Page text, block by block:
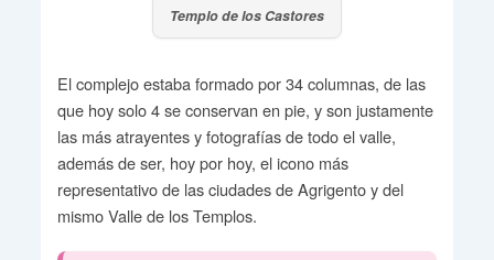
Templo de los Castores
El complejo estaba formado por 34 columnas, de las
que hoy solo 4 se conservan en pie, y son justamente
las más atrayentes y fotografías de todo el valle,
además de ser, hoy por hoy, el icono más
representativo de las ciudades de Agrigento y del
mismo Valle de los Templos.